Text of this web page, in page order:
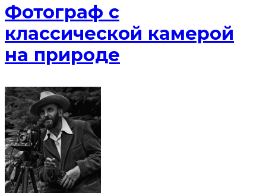
Фотограф с
классической камерой
на природе